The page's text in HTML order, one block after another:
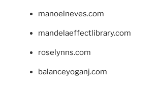
manoelneves.com
mandelaeffectlibrary.com
roselynns.com
balanceyoganj.com